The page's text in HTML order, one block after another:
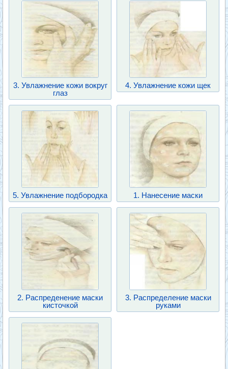
3. Увлажнение кожи вокруг
глаз
4. Увлажнение кожи щек
5. Увлажнение подбородка 1. Нанесение маски
2. Распреденение маски
кисточкой
3. Распределение маски
руками